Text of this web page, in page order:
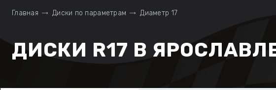
Главная Диски по параметрам Диаметр 17
ДИСКИ R17 В